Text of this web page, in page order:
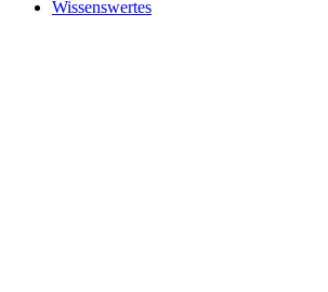
Wissenswertes